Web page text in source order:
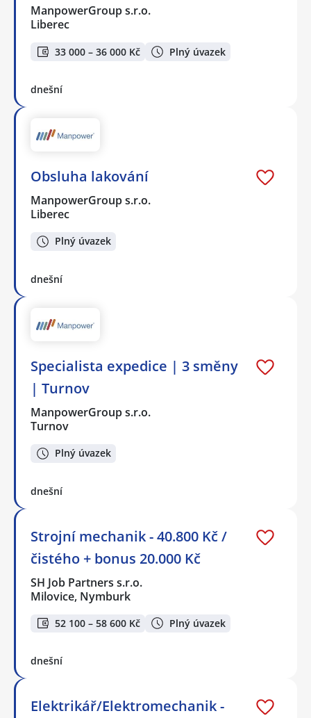
ManpowerGroup s.r.o.
Liberec
33 000 – 36 000 Kč Plný úvazek
dnešní
Obsluha lakování
ManpowerGroup s.r.o.
Liberec
Plný úvazek
dnešní
Specialista expedice | 3 směny
| Turnov
ManpowerGroup s.r.o.
Turnov
Plný úvazek
dnešní
Strojní mechanik - 40.800 Kč /
čistého + bonus 20.000 Kč
SH Job Partners s.r.o.
Milovice, Nymburk
52 100 – 58 600 Kč Plný úvazek
dnešní
Elektrikář/Elektromechanik -